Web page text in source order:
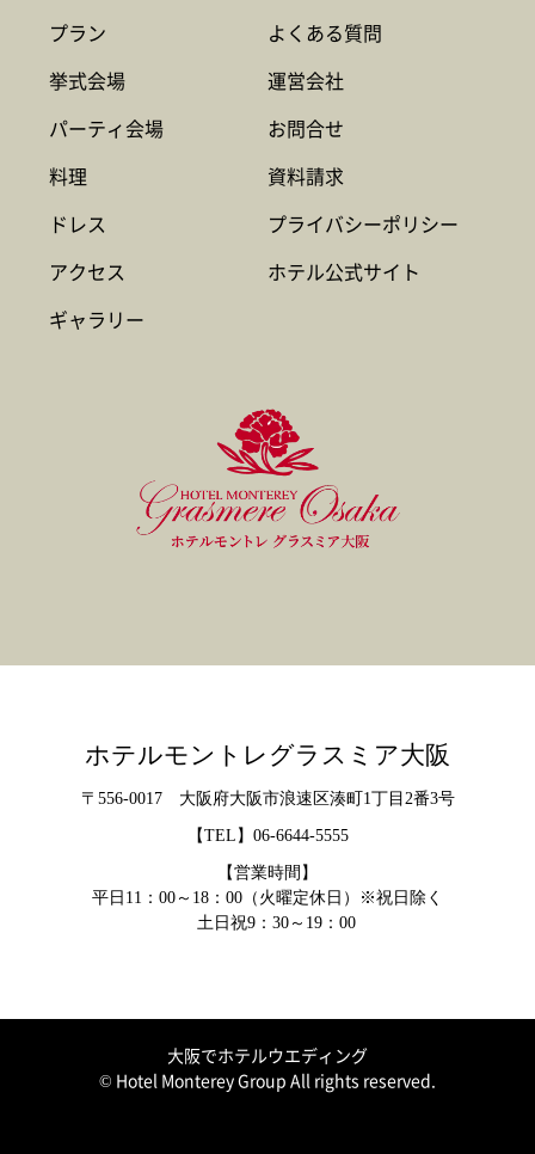
プラン
挙式会場
パーティ会場
料理
ドレス
アクセス
ギャラリー
よくある質問
運営会社
お問合せ
資料請求
プライバシーポリシー
ホテル公式サイト
ホテルモントレグラスミア大阪
〒556-0017 大阪府大阪市浪速区湊町1丁目2番3号
【TEL】 06-6644-5555
【営業時間】
平日11：00～18：00（火曜定休日）※祝日除く
土日祝9：30～19：00
大阪でホテルウエディング
© Hotel Monterey Group All rights reserved.